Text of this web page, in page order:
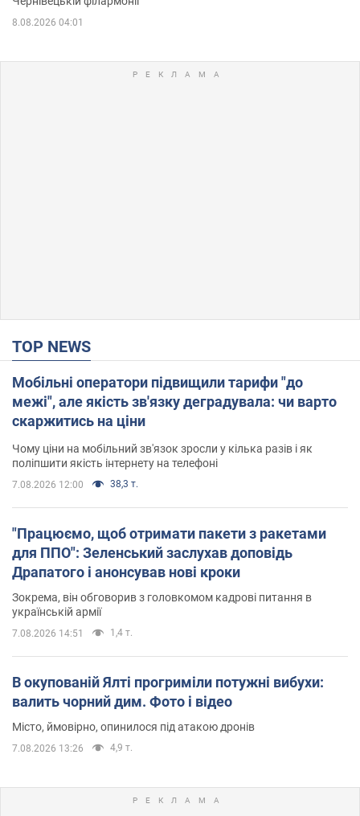
8.08.2026 04:01
TOP NEWS
Мобільні оператори підвищили тарифи "до
межі", але якість зв'язку деградувала: чи варто
скаржитись на ціни
Чому ціни на мобільний зв'язок зросли у кілька разів і як
поліпшити якість інтернету на телефоні
7.08.2026 12:00 38,3 т.
"Працюємо, щоб отримати пакети з ракетами
для ППО": Зеленський заслухав доповідь
Драпатого і анонсував нові кроки
Зокрема, він обговорив з головкомом кадрові питання в
українській армії
7.08.2026 14:51 1,4 т.
В окупованій Ялті прогриміли потужні вибухи:
валить чорний дим. Фото і відео
Місто, ймовірно, опинилося під атакою дронів
7.08.2026 13:26 4,9 т.